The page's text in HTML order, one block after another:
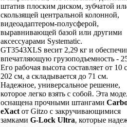
штатив плоским диском, зубчатой
скользящей центральной колонной,
видеоадаптером-полусферой,
выравнивающей базой или другими
аксессуарами Systematic.
GT3543XLS весит 2,29 кг и
впечатляющую грузоподъемность -
Его рабочая высота составляет от 10
202 см, а складывается до 71 см.
Надежное, универсальное решение,
которое легко взять с собой. Эта
оснащена прочными штангами
eXact от Gitzo с закручивающимися
замками G-Lock Ultra, которые